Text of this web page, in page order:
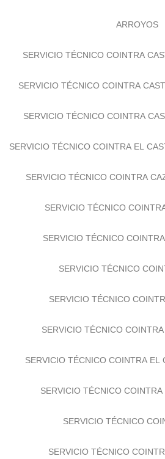
ARROYOS
SERVICIO TÉCNICO COINTRA
SERVICIO TÉCNICO COINTRA
SERVICIO TÉCNICO COINTRA
SERVICIO TÉCNICO COINTRA EL
SERVICIO TÉCNICO COINTRA
SERVICIO TÉCNICO
SERVICIO TÉCNICO
SERVICIO TÉCNICO
SERVICIO TÉCNICO
SERVICIO TÉCNICO
SERVICIO TÉCNICO COINTRA EL
SERVICIO TÉCNICO
SERVICIO TÉCNICO
SERVICIO TÉCNICO